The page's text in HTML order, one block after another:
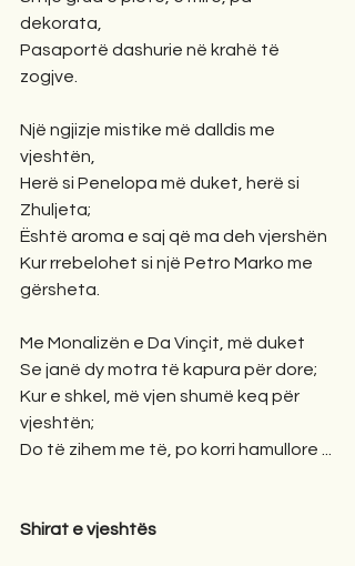
dekorata,
Pasaportë dashurie në krahë të
zogjve.
Një ngjizje mistike më dalldis me
vjeshtën,
Herë si Penelopa më duket, herë si
Zhuljeta;
Është aroma e saj që ma deh vjershën
Kur rrebelohet si një Petro Marko me
gërsheta.
Me Monalizën e Da Vinçit, më duket
Se janë dy motra të kapura për dore;
Kur e shkel, më vjen shumë keq për
vjeshtën;
Do të zihem me të, po korri hamullore ...
Shirat e vjeshtës